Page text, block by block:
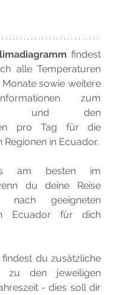
findest
alle Temperaturen
sowie weitere
zum
und den
pro Tag für die
Regionen in Ecuador.
am besten im
du deine Reise
nach geeigneten
Ecuador für dich
du zusätzliche
zu den jeweiligen
- dies soll dir